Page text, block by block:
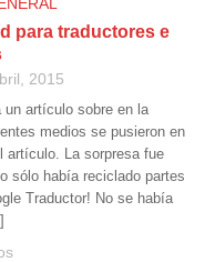
para traductores e
2015
artículo sobre en la
medios se pusieron en
artículo. La sorpresa fue
sólo había reciclado partes
Traductor! No se había